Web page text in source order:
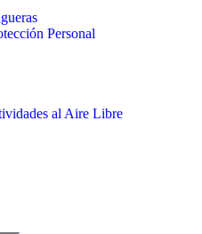
Personal
al Aire Libre